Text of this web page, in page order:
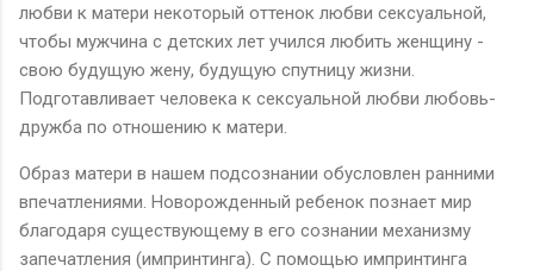
любви к матери некоторый оттенок любви сексуальной,
чтобы мужчина с детских лет учился любить женщину -
свою будущую жену, будущую спутницу жизни.
Подготавливает человека к сексуальной любви любовь-
дружба по отношению к матери.
Образ матери в нашем подсознании обусловлен ранними
впечатлениями. Новорожденный ребенок познает мир
благодаря существующему в его сознании механизму
запечатления (импринтинга). С помощью импринтинга